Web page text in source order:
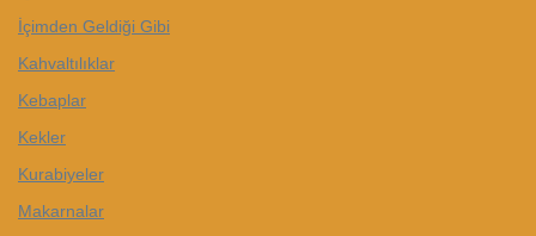
İçimden Geldiği Gibi
Kahvaltılıklar
Kebaplar
Kekler
Kurabiyeler
Makarnalar